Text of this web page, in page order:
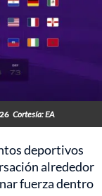
Cortesía: EA
deportivos
alrededor
fuerza dentro